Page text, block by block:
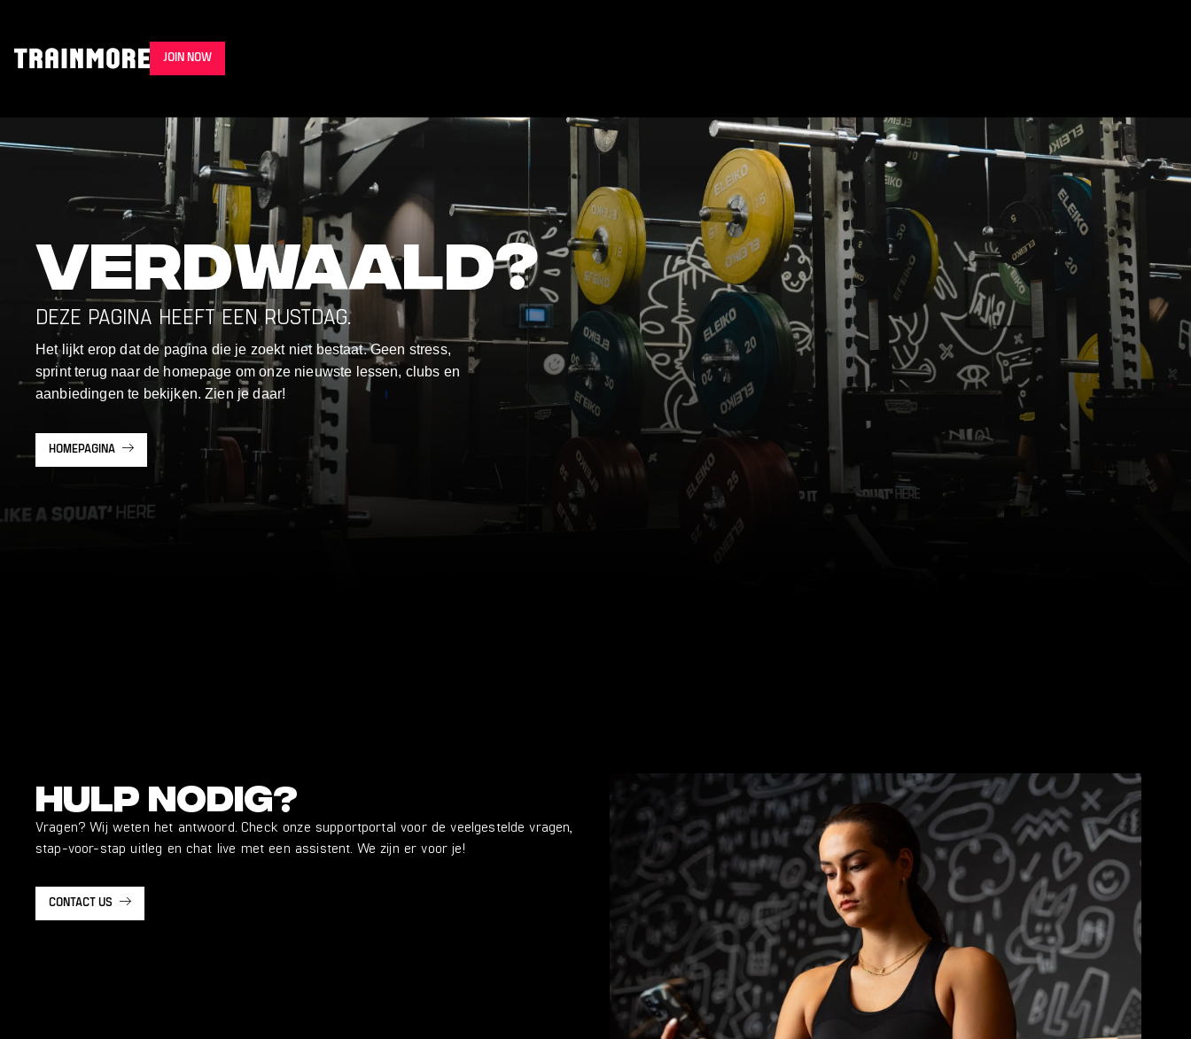
JOIN NOW
Verdwaald?
DEZE PAGINA HEEFT EEN RUSTDAG.
Het lijkt erop dat de pagina die je zoekt niet bestaat. Geen stress,
sprint terug naar de homepage om onze nieuwste lessen, clubs en
aanbiedingen te bekijken. Zien je daar!
HOMEPAGINA
Hulp nodig?
Vragen? Wij weten het antwoord. Check onze supportportal voor de veelgestelde vragen,
stap-voor-stap uitleg en chat live met een assistent. We zijn er voor je!
CONTACT US